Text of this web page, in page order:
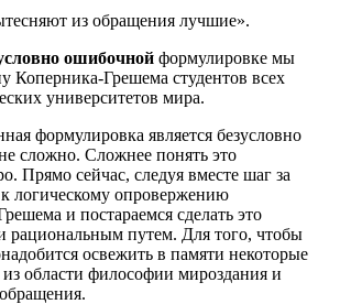
из обращения лучшие».
ошибочной формулировке мы
Коперника-Грешема студентов всех
университетов мира.
формулировка является безусловно
сложно. Сложнее понять это
Прямо сейчас, следуя вместе шаг за
логическому опровержению
и постараемся сделать это
рациональным путем. Для того, чтобы
освежить в памяти некоторые
области философии мироздания и